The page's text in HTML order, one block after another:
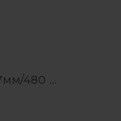
480 ...